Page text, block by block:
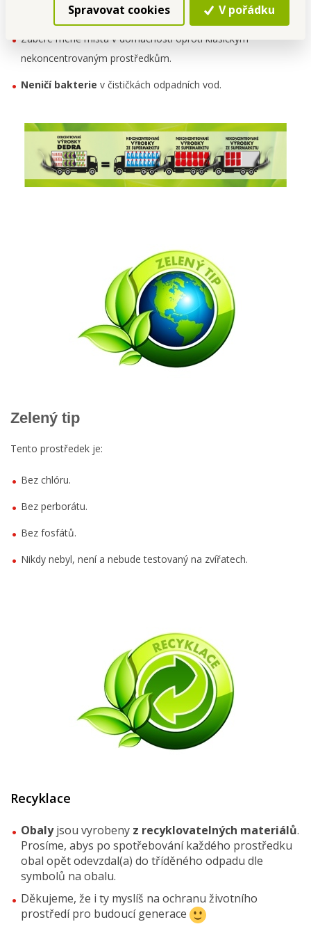
Spravovat cookies V pořádku
výfukových plynů
Zabere méně místa v domácnosti oproti klasickým
nekoncentrovaným prostředkům.
Neničí bakterie v čističkách odpadních vod.
Zelený tip
Tento prostředek je:
Bez chlóru.
Bez perborátu.
Bez fosfátů.
Nikdy nebyl, není a nebude testovaný na zvířatech.
Recyklace
Obalyjsou vyrobeny z recyklovatelných materiálů.
Prosíme, abys po spotřebování každého prostředku
obal opět odevzdal(a) do tříděného odpadu dle
symbolů na obalu.
Děkujeme, že i ty myslíš na ochranu životního
prostředí pro budoucí generace